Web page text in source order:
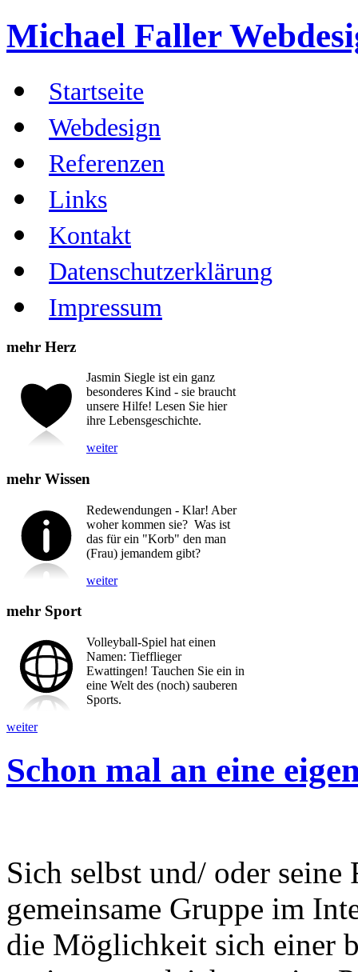
Michael Faller
Startseite
Webdesign
Referenzen
Links
Kontakt
Datenschutzerklärung
Impressum
mehr Herz
Jasmin Siegle ist ein ganz
besonderes Kind - sie braucht
unsere Hilfe! Lesen Sie hier
ihre Lebensgeschichte.
weiter
mehr Wissen
Redewendungen - Klar! Aber
woher kommen sie? Was ist
das für ein "Korb" den man
(Frau) jemandem gibt?
weiter
mehr Sport
Volleyball-Spiel hat einen
Namen: Tiefflieger
Ewattingen! Tauchen Sie ein in
eine Welt des (noch) sauberen
Sports.
weiter
Schon mal an eine
Sich selbst und/ oder
gemeinsame Gruppe im
die Möglichkeit sich einer